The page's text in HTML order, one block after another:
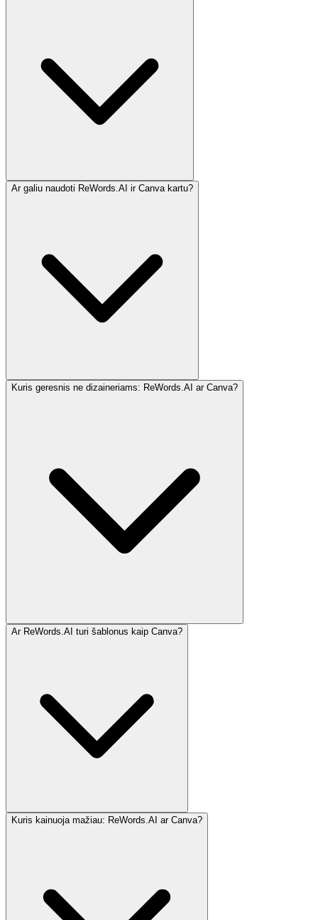
Ar galiu naudoti ReWords.AI ir Canva kartu?
Kuris geresnis ne dizaineriams: ReWords.AI ar Canva?
Ar ReWords.AI turi šablonus kaip Canva?
Kuris kainuoja mažiau: ReWords.AI ar Canva?